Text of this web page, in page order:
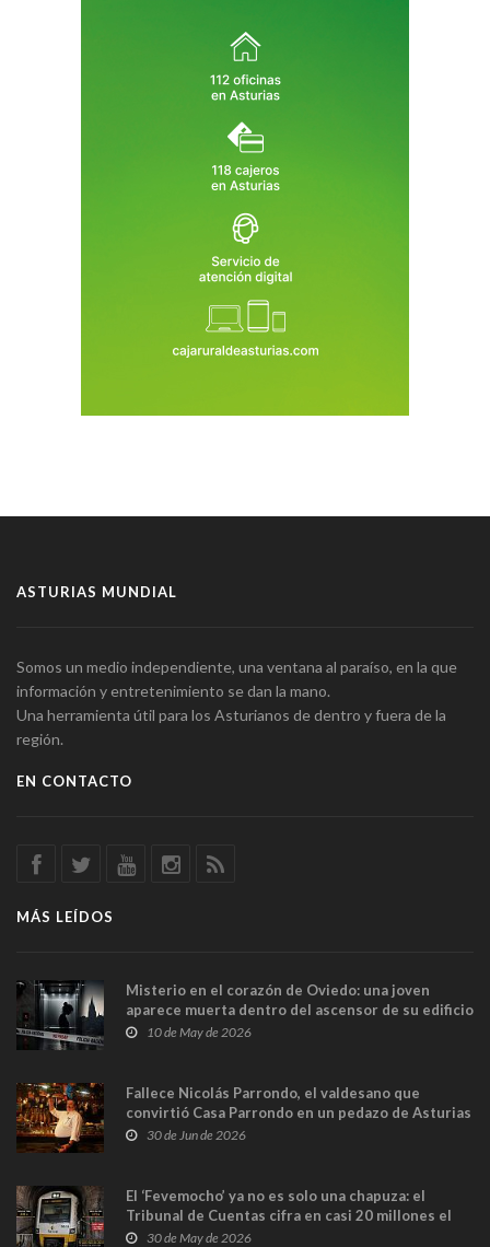
ASTURIAS MUNDIAL
Somos un medio independiente, una ventana al paraíso, en la que
información y entretenimiento se dan la mano.
Una herramienta útil para los Asturianos de dentro y fuera de la
región.
EN CONTACTO
MÁS LEÍDOS
Misterio en el corazón de Oviedo: una joven
aparece muerta dentro del ascensor de su edificio
y las cámaras captan sus últimos minutos
10 de May de 2026
Fallece Nicolás Parrondo, el valdesano que
convirtió Casa Parrondo en un pedazo de Asturias
en Madrid
30 de Jun de 2026
El ‘Fevemocho’ ya no es solo una chapuza: el
Tribunal de Cuentas cifra en casi 20 millones el
sobrecoste de los trenes que no cabían por los
30 de May de 2026